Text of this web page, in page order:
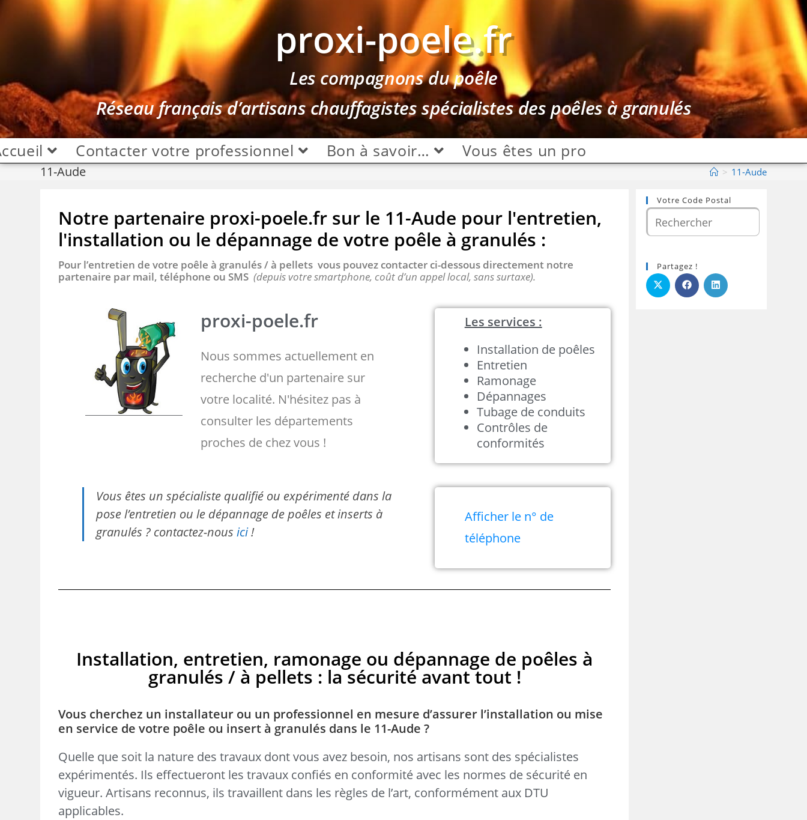
proxi-poele.fr
Les compagnons du poêle
Réseau français d’artisans chauffagistes spécialistes des poêles à granulés
Contacter votre professionnel Bon à savoir… Vous êtes un pro
11-Aude > 11-Aude
Notre partenaire proxi-poele.fr sur le 11-Aude pour l'entretien,
l'installation ou le dépannage de votre poêle à granulés :
Pour l’entretien de votre poêle à granulés / à pellets vous pouvez contacter ci-dessous directement notre
partenaire par mail, téléphone ou SMS(depuis votre smartphone, coût d’un appel local, sans surtaxe).
proxi-poele.fr
Nous sommes actuellement en
recherche d'un partenaire sur
votre localité. N'hésitez pas à
consulter les départements
proches de chez vous !
Les services :
Installation de poêles
Entretien
Ramonage
Dépannages
Tubage de conduits
Contrôles de
conformités
Vous êtes un spécialiste qualifié ou expérimenté dans la
pose l’entretien ou le dépannage de poêles et inserts à
granulés ? contactez-nousici!
Afficher le n° de
téléphone
Installation, entretien, ramonage ou dépannage de poêles à
granulés / à pellets : la sécurité avant tout !
Vous cherchez un installateur ou un professionnel en mesure d’assurer l’installation ou mise
en service de votre poêle ou insert à granulés dans le 11-Aude ?
Quelle que soit la nature des travaux dont vous avez besoin, nos artisans sont des spécialistes
expérimentés. Ils effectueront les travaux confiés en conformité avec les normes de sécurité en
vigueur. Artisans reconnus, ils travaillent dans les règles de l’art, conformément aux DTU
applicables.
Votre Code Postal
Partagez !